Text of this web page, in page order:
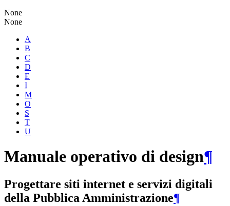
None
None
A
B
C
D
E
I
M
O
S
T
U
Manuale operativo di design¶
Progettare siti internet e servizi digitali
della Pubblica Amministrazione¶